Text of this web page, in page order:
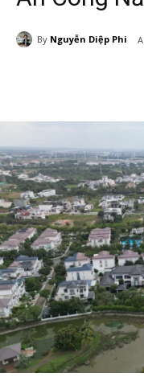
By Nguyễn Diệp Phi